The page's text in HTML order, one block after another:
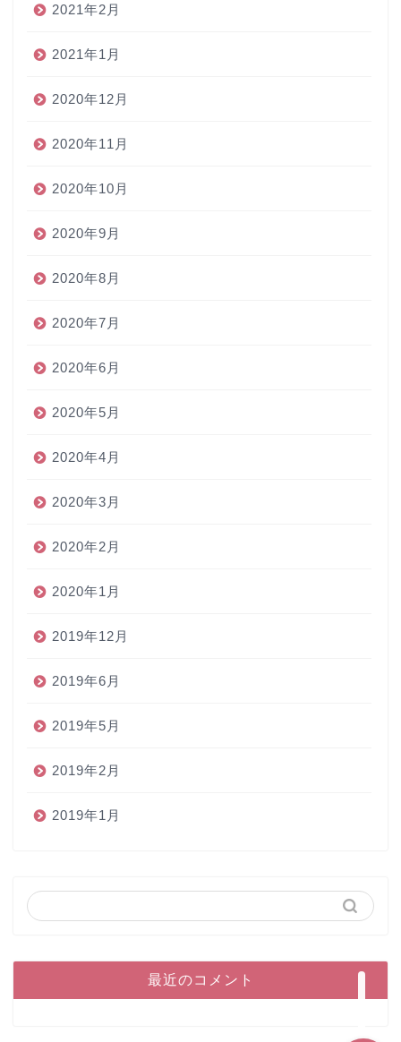
2021年2月
2021年1月
2020年12月
2020年11月
2020年10月
2020年9月
2020年8月
2020年7月
2020年6月
2020年5月
2020年4月
2020年3月
2020年2月
2020年1月
2019年12月
2019年6月
2019年5月
2019年2月
2019年1月
最近のコメント
インク